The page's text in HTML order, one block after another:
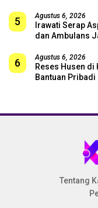
5 Agustus 6, 2026
Irawati Serap
dan Ambulans
6 Agustus 6, 2026
Reses Husen
Bantuan
Tentang